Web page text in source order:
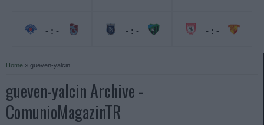
- : - - : - - : -
Home » gueven-yalcin
gueven-yalcin Archive -
ComunioMagazinTR